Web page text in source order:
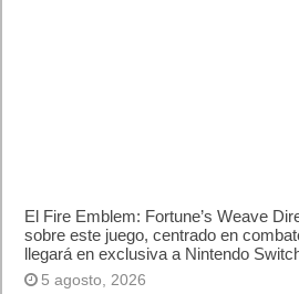
El Fire Emblem: Fortune’s Weave
sobre este juego, centrado en
llegará en exclusiva a Nintendo
5 agosto, 2026